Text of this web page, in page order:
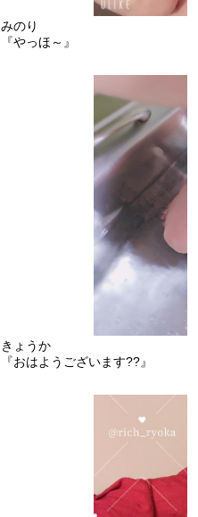
みのり
『やっほ～』
きょうか
『おはようございます??』